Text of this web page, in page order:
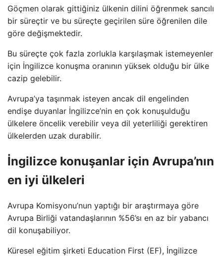
Göçmen olarak gittiğiniz ülkenin dilini öğrenmek sancılı
bir süreçtir ve bu süreçte geçirilen süre öğrenilen dile
göre değişmektedir.
Bu süreçte çok fazla zorlukla karşılaşmak istemeyenler
için İngilizce konuşma oranının yüksek olduğu bir ülke
cazip gelebilir.
Avrupa’ya taşınmak isteyen ancak dil engelinden
endişe duyanlar İngilizce’nin en çok konuşulduğu
ülkelere öncelik verebilir veya dil yeterliliği gerektiren
ülkelerden uzak durabilir.
İngilizce konuşanlar için Avrupa’nın
en iyi ülkeleri
Avrupa Komisyonu’nun yaptığı bir araştırmaya göre
Avrupa Birliği vatandaşlarının %56’sı en az bir yabancı
dil konuşabiliyor.
Küresel eğitim şirketi Education First (EF), İngilizce